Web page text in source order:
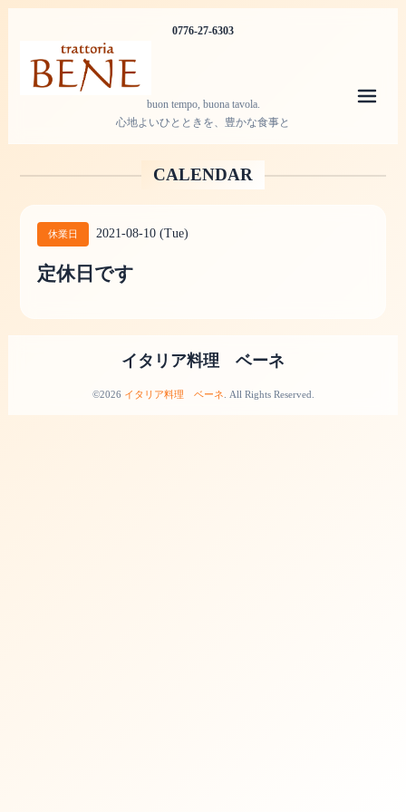
0776-27-6303
buon tempo, buona tavola.
心地よいひとときを、豊かな食事と
CALENDAR
休業日 2021-08-10 (Tue)
定休日です
イタリア料理 ベーネ
©2026 イタリア料理 ベーネ . All Rights Reserved.